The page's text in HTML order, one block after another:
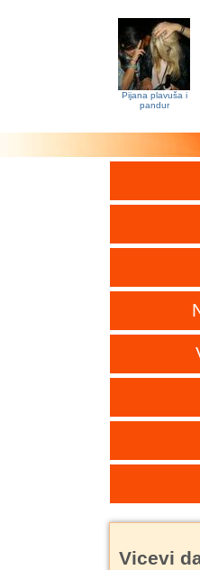
Pijana plavuša i
pandur
Vicevi